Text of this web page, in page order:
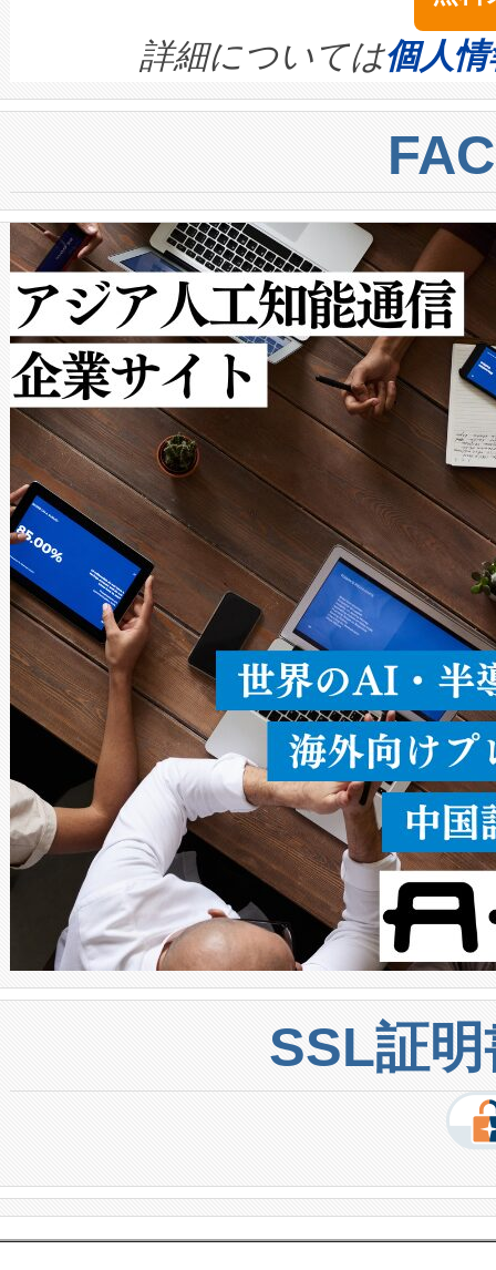
きます。この効率性は、フェ
ます。 Voltaiq provides a
quality and reliability for AI
BESS stack to ensure battery
centers. Voltaiqは、ai&のAI
からシステム統合、試運転、
クルの各段階のデータを監視
[…]
す。ノーマルモードでは、
ートル先まで検出でき、これ
トに対して約600メートルに
では、反射率10％のターゲッ
で向上し、最大検知距離は
ットだけで最大1キロメート
ルの変電所周囲を監視でき、
作業と点群処理を簡素化でき
Avia 2は、2種類のFOVオプシ
× 80°のノーマルモード、長
ードを切り替えて使用するこ
ることなく、単一のデバイス
うにします。遠距離まで届く
密度なスキャ […]
詳細については個人
SSL証